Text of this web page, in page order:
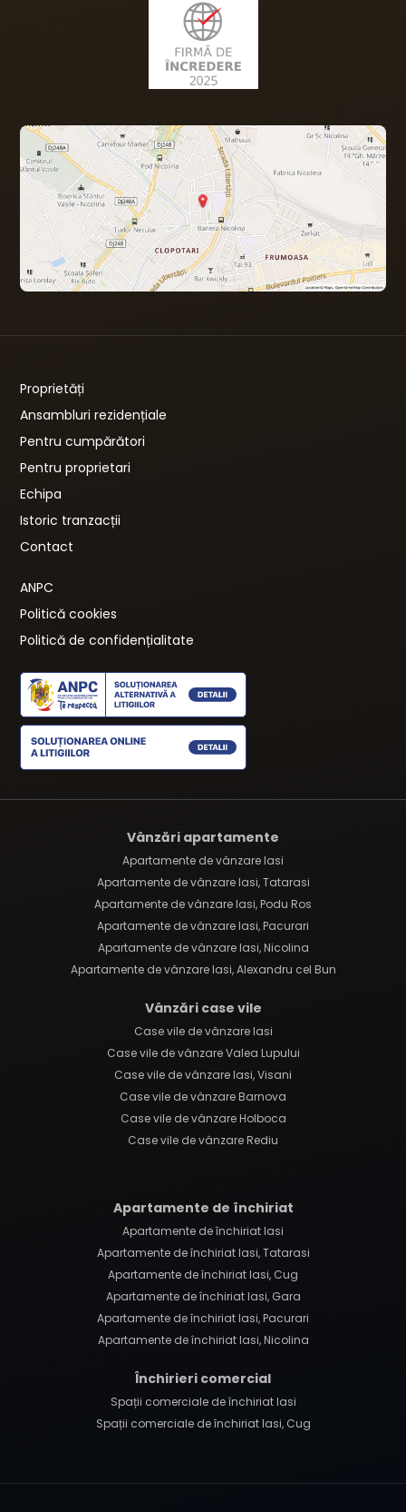
Proprietăți
Ansambluri rezidențiale
Pentru cumpărători
Pentru proprietari
Echipa
Istoric tranzacții
Contact
ANPC
Politică cookies
Politică de confidențialitate
Vânzări apartamente
Apartamente de vânzare Iasi
Apartamente de vânzare Iasi, Tatarasi
Apartamente de vânzare Iasi, Podu Ros
Apartamente de vânzare Iasi, Pacurari
Apartamente de vânzare Iasi, Nicolina
Apartamente de vânzare Iasi, Alexandru cel Bun
Vânzări case vile
Case vile de vânzare Iasi
Case vile de vânzare Valea Lupului
Case vile de vânzare Iasi, Visani
Case vile de vânzare Barnova
Case vile de vânzare Holboca
Case vile de vânzare Rediu
Apartamente de închiriat
Apartamente de închiriat Iasi
Apartamente de închiriat Iasi, Tatarasi
Apartamente de închiriat Iasi, Cug
Apartamente de închiriat Iasi, Gara
Apartamente de închiriat Iasi, Pacurari
Apartamente de închiriat Iasi, Nicolina
Închirieri comercial
Spații comerciale de închiriat Iasi
Spații comerciale de închiriat Iasi, Cug